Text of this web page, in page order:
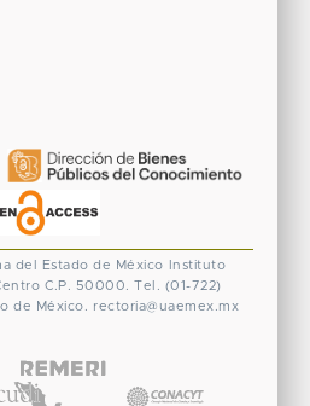
del Estado de México
Instituto
C.P. 50000. Tel. (01-722)
de México. rectoria@uaemex.mx